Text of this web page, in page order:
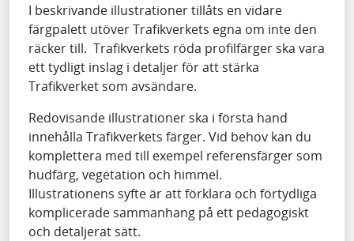
I beskrivande illustrationer tillåts en vidare
färgpalett utöver Trafikverkets egna om inte den
räcker till. Trafikverkets röda profilfärger ska vara
ett tydligt inslag i detaljer för att stärka
Trafikverket som avsändare.
Redovisande illustrationer ska i första hand
innehålla Trafikverkets färger. Vid behov kan du
komplettera med till exempel referensfärger som
hudfärg, vegetation och himmel.
Illustrationens syfte är att förklara och förtydliga
komplicerade sammanhang på ett pedagogiskt
och detaljerat sätt.